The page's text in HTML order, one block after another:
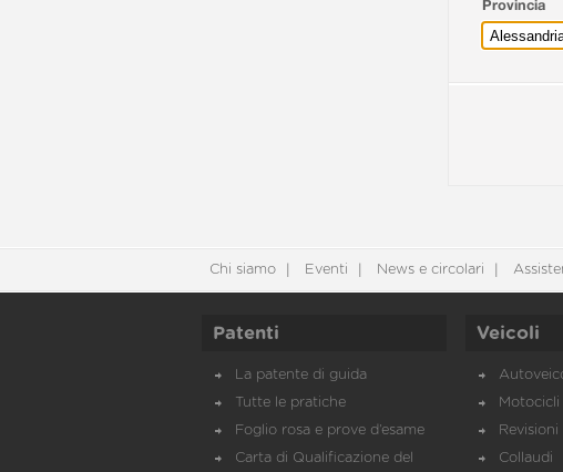
Provincia
Chi siamo Eventi News e circolari
Patenti
La patente di guida
Tutte le pratiche
Foglio rosa e prove d’esame
Carta di Qualificazione del
Veicoli
Motocicli
Revisioni
Collaudi